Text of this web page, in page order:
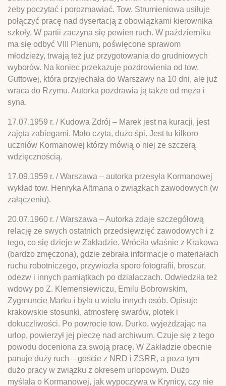
żeby poczytać i porozmawiać. Tow. Strumieniowa usiłuje
połączyć pracę nad dysertacją z obowiązkami kierownika
szkoły. W partii zaczyna się pewien ruch. W październiku
ma się odbyć VIII Plenum, poświęcone sprawom
młodzieży, trwają też już przygotowania do grudniowych
wyborów. Na koniec przekazuje pozdrowienia od tow.
Guttowej, która przyjechała do Warszawy na 10 dni, ale już
wraca do Rzymu. Autorka pozdrawia ją także od męża i
syna.
17.07.1959 r. / Kudowa Zdrój – Marek jest na kuracji, jest
zajęta zabiegami. Mało czyta, dużo śpi. Jest tu kilkoro
uczniów Kormanowej którzy mówią o niej ze szczerą
wdzięcznością.
17.09.1959 r. / Warszawa – autorka przesyła Kormanowej
wykład tow. Henryka Altmana o związkach zawodowych (w
załączeniu).
20.07.1960 r. / Warszawa – Autorka zdaje szczegółową
relację ze swych ostatnich przedsięwzięć zawodowych i z
tego, co się dzieje w Zakładzie. Wróciła właśnie z Krakowa
(bardzo zmęczona), gdzie zebrała informacje o materiałach
ruchu robotniczego, przywiozła sporo fotografii, broszur,
odezw i innych pamiątkach po działaczach. Odwiedziła też
wdowy po Z. Klemensiewiczu, Emilu Bobrowskim,
Zygmuncie Marku i była u wielu innych osób. Opisuje
krakowskie stosunki, atmosferę swarów, plotek i
dokuczliwości. Po powrocie tow. Durko, wyjeżdżając na
urlop, powierzył jej pieczę nad archiwum. Czuje się z tego
powodu doceniona za swoją pracę. W Zakładzie obecnie
panuje duży ruch – goście z NRD i ZSRR, a poza tym
dużo pracy w związku z okresem urlopowym. Dużo
myślała o Kormanowej, jak wypoczywa w Krynicy, czy nie